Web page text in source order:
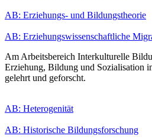
AB: Erziehungs- und Bildungstheorie
AB: Erziehungswissenschaftliche
Am Arbeitsbereich Interkulturelle
Erziehung, Bildung und Sozialisation
gelehrt und geforscht.
AB: Heterogenität
AB: Historische Bildungsforschung